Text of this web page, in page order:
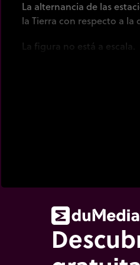
La alternancia de las
la Tierra con respecto a
La figura no está a escala.